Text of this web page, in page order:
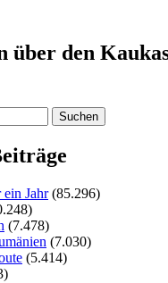
über den
ein Jahr (85.296)
(7.478)
(7.030)
(5.414)